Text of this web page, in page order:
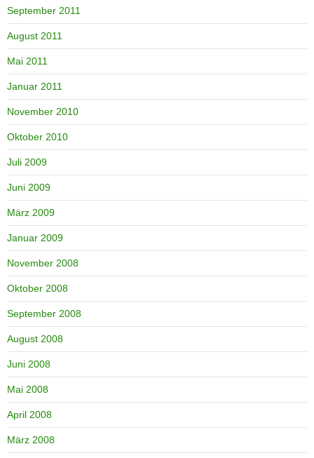
September 2011
August 2011
Mai 2011
Januar 2011
November 2010
Oktober 2010
Juli 2009
Juni 2009
März 2009
Januar 2009
November 2008
Oktober 2008
September 2008
August 2008
Juni 2008
Mai 2008
April 2008
März 2008